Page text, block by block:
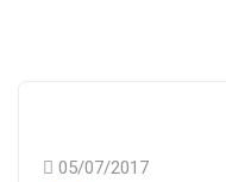
05/07/2017